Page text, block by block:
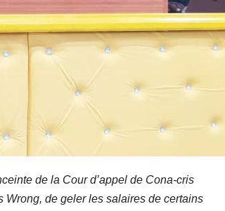
de la Cour d’appel de Cona-cris
de geler les salaires de certains